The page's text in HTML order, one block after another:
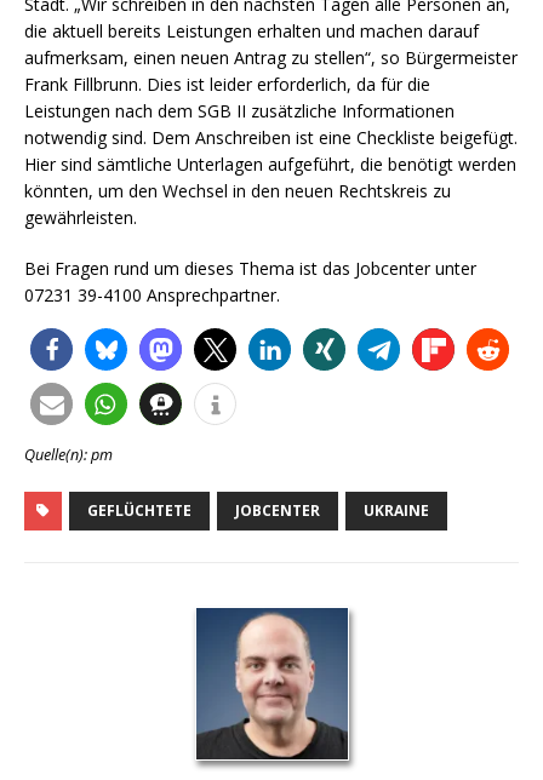
die aktuell bereits Leistungen erhalten und machen darauf
aufmerksam, einen neuen Antrag zu stellen“, so Bürgermeister
Frank Fillbrunn. Dies ist leider erforderlich, da für die
Leistungen nach dem SGB II zusätzliche Informationen
notwendig sind. Dem Anschreiben ist eine Checkliste beigefügt.
Hier sind sämtliche Unterlagen aufgeführt, die benötigt werden
könnten, um den Wechsel in den neuen Rechtskreis zu
gewährleisten.
Bei Fragen rund um dieses Thema ist das Jobcenter unter
07231 39-4100 Ansprechpartner.
Quelle(n): pm
GEFLÜCHTETE JOBCENTER UKRAINE